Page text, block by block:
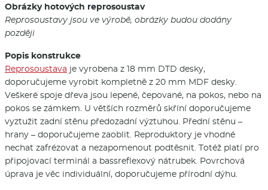
Obrázky hotových reprosoustav
Reprosoustavy jsou ve výrobě, obrázky budou dodány
později
Popis konstrukce
Reprosoustava je vyrobena z 18 mm DTD desky,
doporučujeme vyrobit kompletně z 20 mm MDF desky.
Veškeré spoje dřeva jsou lepené, čepované, na pokos, nebo na
pokos se zámkem. U větších rozměrů skříní doporučujeme
vyztužit zadní stěnu předozadní výztuhou. Přední stěnu –
hrany – doporučujeme zaoblit. Reproduktory je vhodné
nechat zafrézovat a nezapomenout podtěsnit. Totéž platí pro
připojovací terminál a bassreflexový nátrubek. Povrchová
úprava je věc individuální, doporučujeme přírodní dýhu.